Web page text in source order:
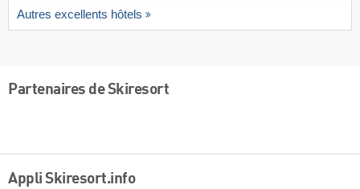
Autres excellents hôtels
Partenaires de Skiresort
Appli Skiresort.info